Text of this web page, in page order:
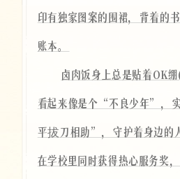
印有独家图案的围裙，背着的
账本。
卤肉饭身上总是贴着OK
看起来像是个“不良少年”，
平拔刀相助”，守护着身边的
在学校里同时获得热心服务奖